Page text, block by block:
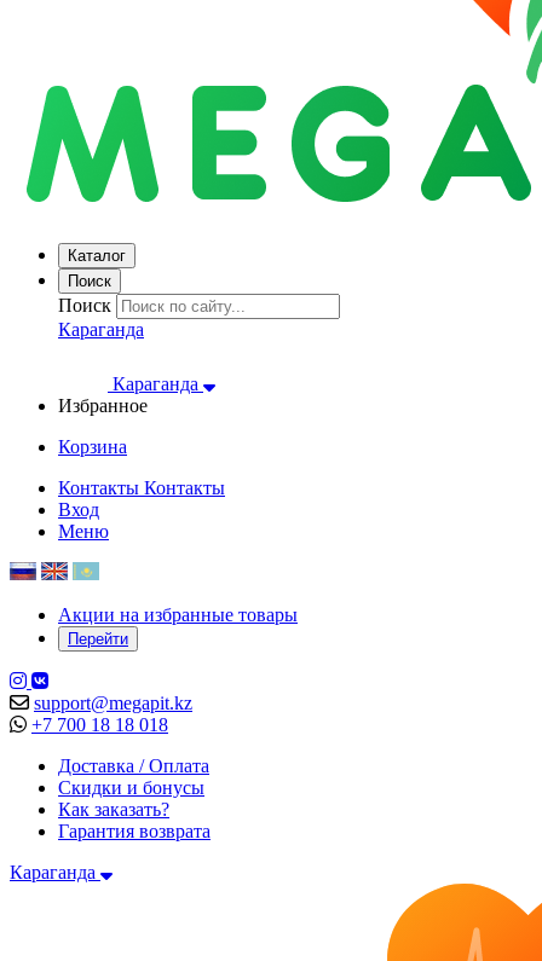
Каталог
Поиск
Поиск
Караганда
Караганда
Избранное
Корзина
Контакты Контакты
Вход
Меню
Акции на избранные товары
Перейти
support@megapit.kz
+7 700 18 18 018
Доставка / Оплата
Скидки и бонусы
Как заказать?
Гарантия возврата
Караганда